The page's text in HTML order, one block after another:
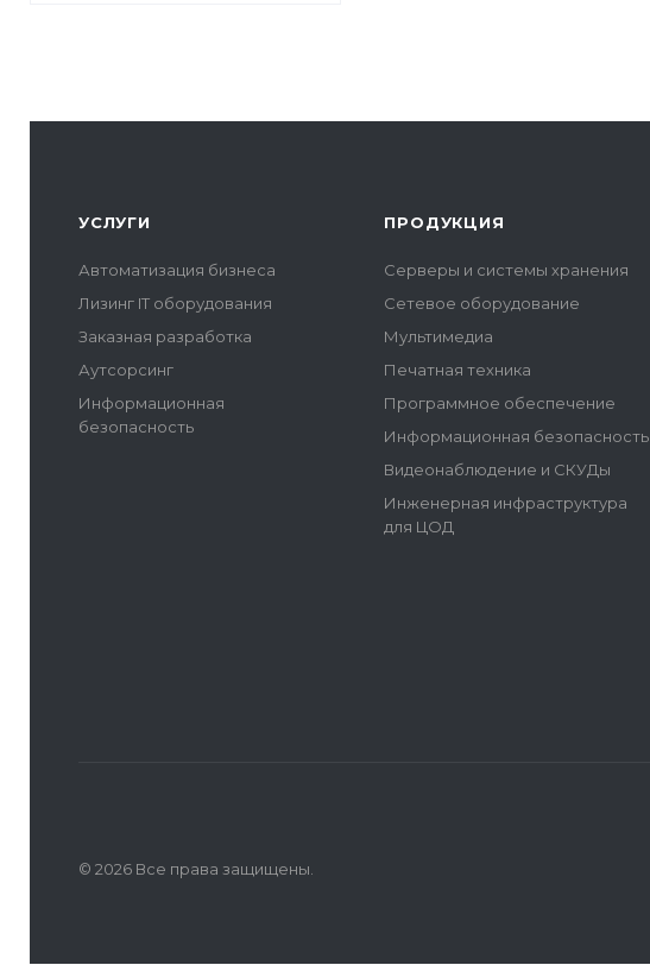
УСЛУГИ
Автоматизация бизнеса
Лизинг IT оборудования
Заказная разработка
Аутсорсинг
Информационная
безопасность
ПРОДУКЦИЯ
Серверы и системы хранения
Сетевое оборудование
Мультимедиа
Печатная техника
Программное обеспечение
Информационная безопасность
Видеонаблюдение и СКУДы
Инженерная инфраструктура
для ЦОД
© 2026 Все права защищены.